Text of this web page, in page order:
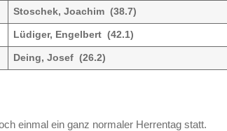
Stoschek, Joachim (38.7)
Lüdiger, Engelbert (42.1)
Deing, Josef (26.2)
einmal ein ganz normaler Herrentag statt.